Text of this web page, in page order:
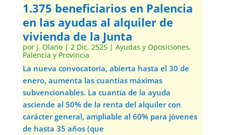
1.375 beneficiarios en Palencia
en las ayudas al alquiler de
vivienda de la Junta
por J. Olano| 2 Dic, 2525| Ayudas y Oposiciones,
Palencia y Provincia
La nueva convocatoria, abierta hasta el 30 de
enero, aumenta las cuantías máximas
subvencionables. La cuantía de la ayuda
asciende al 50% de la renta del alquiler con
carácter general, ampliable al 60% para jóvenes
de hasta 35 años (que